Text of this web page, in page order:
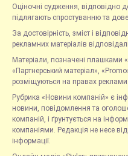
Оціночні судження, відповідно
підлягають спростуванню та
За достовірність, зміст і
рекламних матеріалів
Матеріали, позначені плашками
«Партнерський матеріал»,
розміщуються на правах реклами.
Рубрика «Новини компаній» є
новини, повідомлення та
компаній, і ґрунтується на
компаніями. Редакція не несе
інформації.